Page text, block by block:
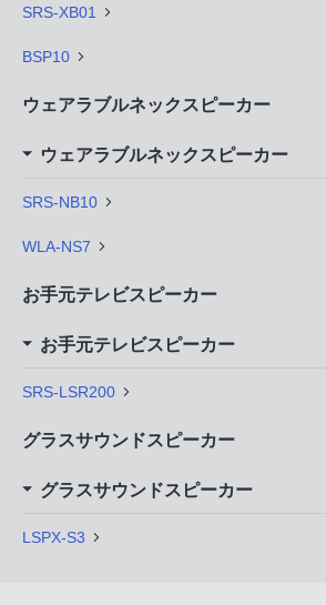
SRS-XB01
BSP10
ウェアラブルネックスピーカー
ウェアラブルネックスピーカー
SRS-NB10
WLA-NS7
お手元テレビスピーカー
お手元テレビスピーカー
SRS-LSR200
グラスサウンドスピーカー
グラスサウンドスピーカー
LSPX-S3